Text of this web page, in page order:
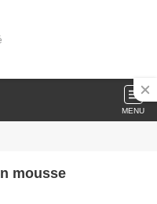
MENU
mousse